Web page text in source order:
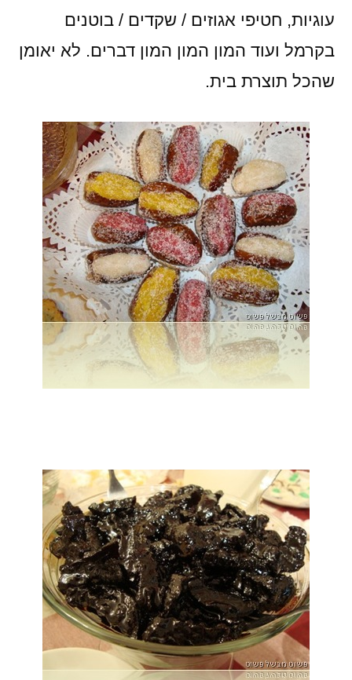
עוגיות, חטיפי אגוזים / שקדים / בוטנים
בקרמל ועוד המון המון המון דברים. לא יאומן
שהכל תוצרת בית.